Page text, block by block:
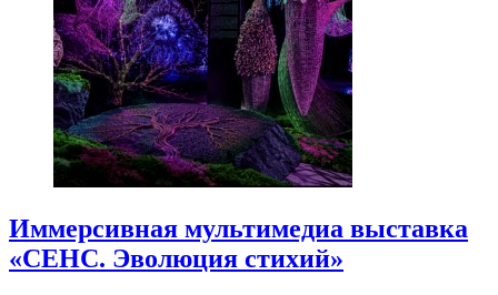
Иммерсивная мультимедиа выставка
«СЕНС. Эволюция стихий»